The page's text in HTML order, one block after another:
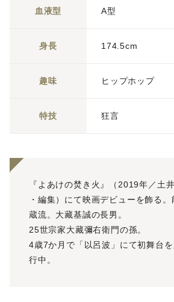
血液型 A型
身長 174.5cm
趣味 ヒップホップ
特技 狂言
『よあけの焚き火』（2019年／土
・編集）にて映画デビューを飾る
蔵流。⼤藏基誠の⻑男。
25世宗家⼤藏彌右衛門の孫。
4歳7か月で「以呂波」にて初舞台
行中。